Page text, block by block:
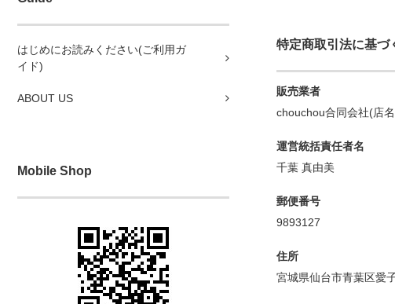
はじめにお読みください(ご利用ガ
イド)
ABOUT US
Mobile Shop
特定商取引法に基づ
販売業者
chouchou合同会社(店
運営統括責任者名
千葉 真由美
郵便番号
9893127
住所
宮城県仙台市青葉区愛